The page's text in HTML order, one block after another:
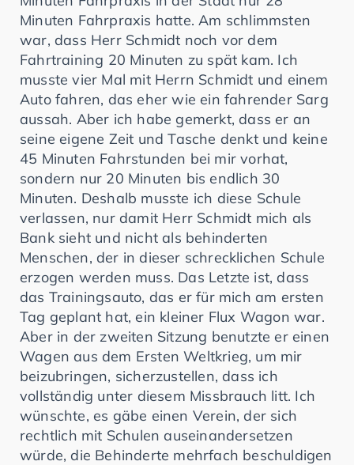
Minuten Fahrpraxis hatte. Am schlimmsten
war, dass Herr Schmidt noch vor dem
Fahrtraining 20 Minuten zu spät kam. Ich
musste vier Mal mit Herrn Schmidt und einem
Auto fahren, das eher wie ein fahrender Sarg
aussah. Aber ich habe gemerkt, dass er an
seine eigene Zeit und Tasche denkt und keine
45 Minuten Fahrstunden bei mir vorhat,
sondern nur 20 Minuten bis endlich 30
Minuten. Deshalb musste ich diese Schule
verlassen, nur damit Herr Schmidt mich als
Bank sieht und nicht als behinderten
Menschen, der in dieser schrecklichen Schule
erzogen werden muss. Das Letzte ist, dass
das Trainingsauto, das er für mich am ersten
Tag geplant hat, ein kleiner Flux Wagon war.
Aber in der zweiten Sitzung benutzte er einen
Wagen aus dem Ersten Weltkrieg, um mir
beizubringen, sicherzustellen, dass ich
vollständig unter diesem Missbrauch litt. Ich
wünschte, es gäbe einen Verein, der sich
rechtlich mit Schulen auseinandersetzen
würde, die Behinderte mehrfach beschuldigen